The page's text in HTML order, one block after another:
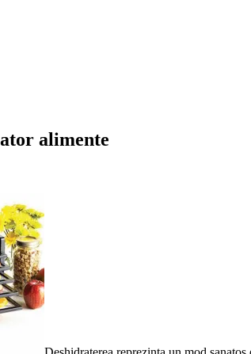
alimente